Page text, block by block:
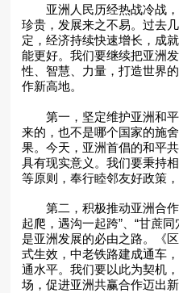
亚洲人民历经热战冷战
珍贵，发展来之不易。过去
定，经济持续快速增长，成
能更好。我们要继续把亚洲
性、智慧、力量，打造世界
作新高地。
第一，坚定维护亚洲和
来的，也不是哪个国家的施
果。今天，亚洲首倡的和平
具有现实意义。我们要秉持
等原则，奉行睦邻友好政策
第二，积极推动亚洲合
起爬，遇沟一起跨”、“甘蔗
是亚洲发展的必由之路。《
式生效，中老铁路建成通车
通水平。我们要以此为契机
场，促进亚洲共赢合作迈出新